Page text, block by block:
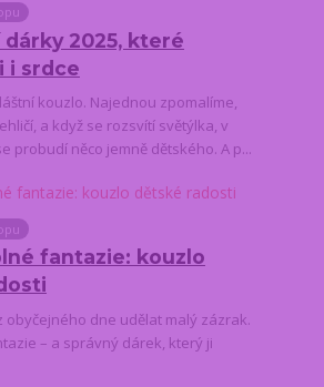
dárky 2025, které
i srdce
kouzlo. Najednou zpomalíme,
a když se rozsvítí světýlka, v
probudí něco jemně dětského. A p...
fantazie: kouzlo
obyčejného dne udělat malý zázrak.
– a správný dárek, který ji